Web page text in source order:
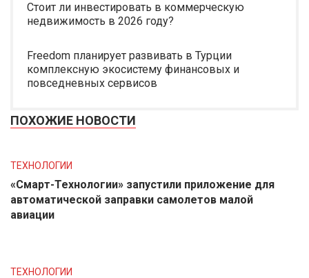
Стоит ли инвестировать в коммерческую
недвижимость в 2026 году?
Freedom планирует развивать в Турции
комплексную экосистему финансовых и
повседневных сервисов
ПОХОЖИЕ НОВОСТИ
ТЕХНОЛОГИИ
«Смарт-Технологии» запустили приложение для
автоматической заправки самолетов малой
авиации
ТЕХНОЛОГИИ